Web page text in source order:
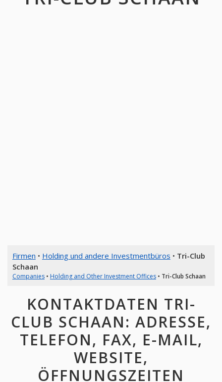
Firmen • Holding und andere Investmentbüros • Tri-Club
Schaan
Companies• Holding and Other Investment Offices• Tri-Club Schaan
KONTAKTDATEN TRI-
CLUB SCHAAN: ADRESSE,
TELEFON, FAX, E-MAIL,
WEBSITE,
ÖFFNUNGSZEITEN